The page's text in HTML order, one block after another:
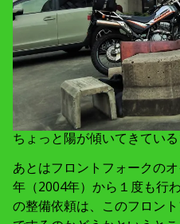
ちょっと陽が傾いてきている
あとはフロントフォークの
年（2004年）から１度も行
の整備依頼は、このフロン